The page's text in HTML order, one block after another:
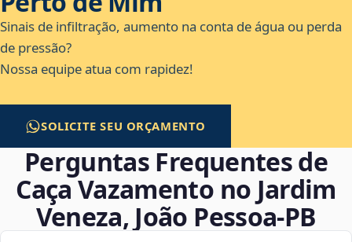
Sinais de infiltração, aumento na conta de água ou perda
de pressão?
Nossa equipe atua com rapidez!
SOLICITE SEU ORÇAMENTO
Perguntas Frequentes de
Caça Vazamento no Jardim
Veneza, João Pessoa‑PB